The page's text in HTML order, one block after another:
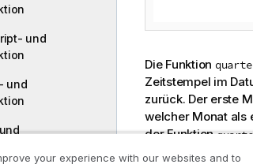
und
und
Die Funktion
Zeitstempel im
zurück. Der erste
welcher Monat als
der Funktion
your experience with our websites and to